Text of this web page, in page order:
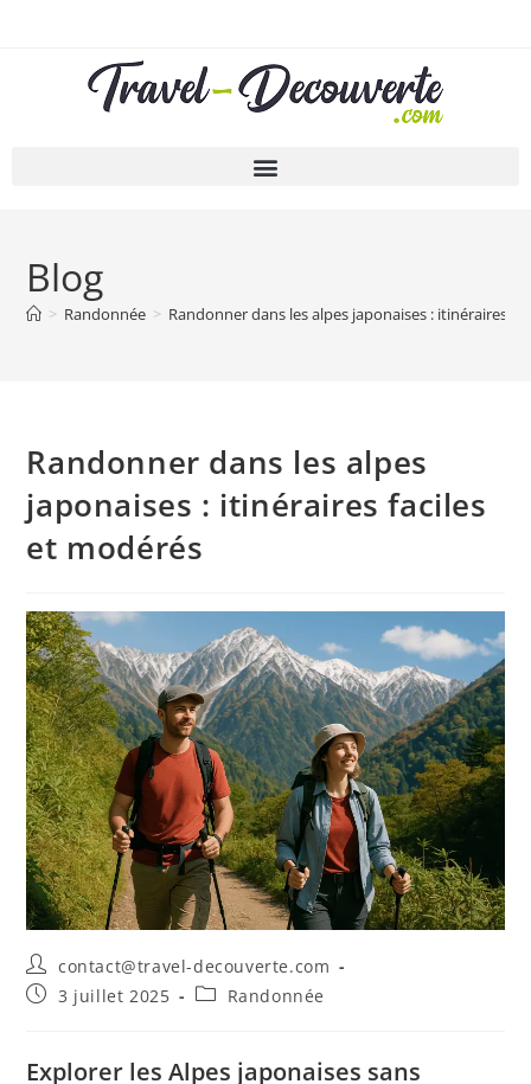
Blog
> Randonnée > Randonner dans les alpes japonaises : itinéraires
Randonner dans les alpes
japonaises : itinéraires faciles
et modérés
contact@travel-decouverte.com
3 juillet 2025
Randonnée
Explorer les Alpes japonaises sans